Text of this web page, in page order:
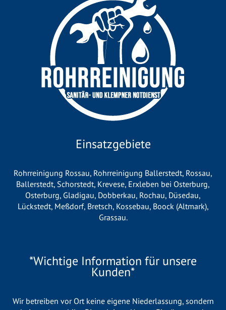
Einsatzgebiete
Rohrreinigung Rossau, Rohrreinigung Ballerstedt, Rossau,
Ballerstedt, Schorstedt, Krevese, Erxleben bei Osterburg,
Osterburg, Gladigau, Dobberkau, Rochau, Düsedau,
Lückstedt, Meßdorf, Bretsch, Kossebau, Boock (Altmark),
Grassau.
*Wichtige Information für unsere
Kunden*
Wir betreiben vor Ort keine eigene Niederlassung, sondern